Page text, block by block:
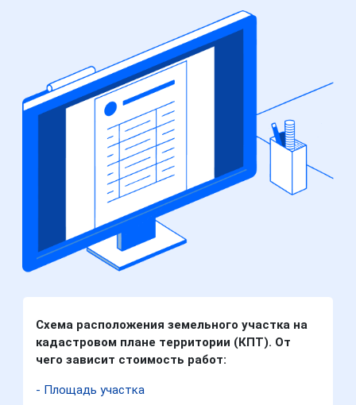
Схема расположения земельного участка на
кадастровом плане территории (КПТ). От
чего зависит стоимость работ:
- Площадь участка